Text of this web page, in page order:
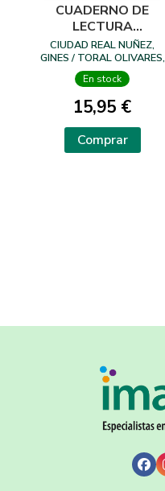
CUADERNO DE
LECTURA
DIVERTIDA 7-8
AÑOS
CIUDAD REAL NUÑEZ,
GINES / TORAL OLIVARES,
ANTONIA
En stock
15,95 €
Comprar